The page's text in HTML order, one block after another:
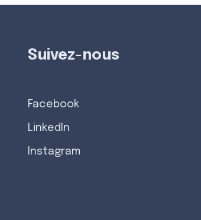
Suivez-nous
Facebook
LinkedIn
Instagram